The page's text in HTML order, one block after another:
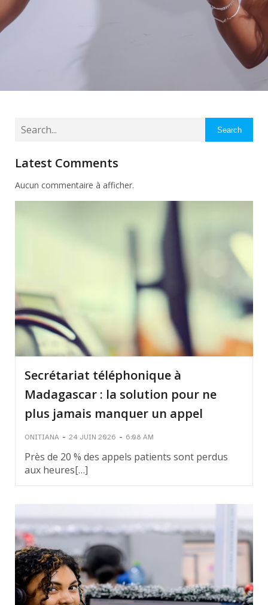
Search
Latest Comments
Aucun commentaire à afficher.
Secrétariat téléphonique à
Madagascar : la solution pour ne
plus jamais manquer un appel
ONITIANA - 24 JUIN 2026 - 6:08 AM
Près de 20 % des appels patients sont perdus
aux heures[…]